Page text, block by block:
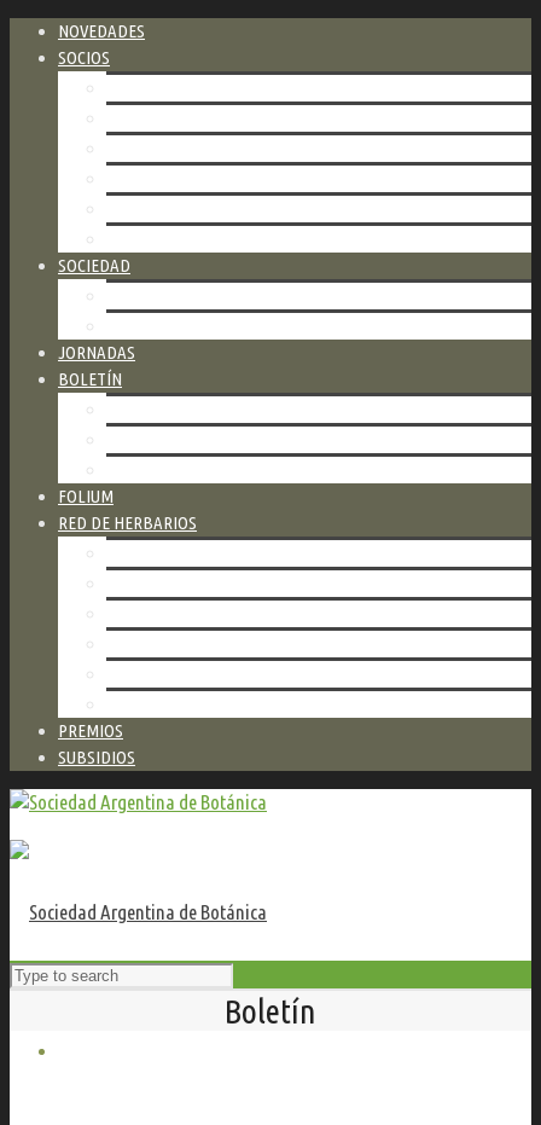
NOVEDADES
SOCIOS
SOCIEDAD
JORNADAS
BOLETÍN
FOLIUM
RED DE HERBARIOS
PREMIOS
SUBSIDIOS
Boletín